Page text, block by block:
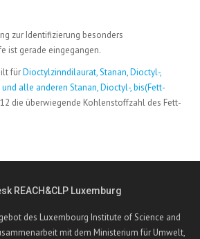
zur Identifizierung besonders
ist gerade eingegangen.
fürDioctylzinndilaurat, Stanan, Dioctyl-,
alle anderen Stanan, Dioctyl-, bis(Fett-
die überwiegende Kohlenstoffzahl des Fett-
REACH&CLP Luxemburg
des Luxembourg Institute of Science and
mit dem Ministerium für Umwelt,